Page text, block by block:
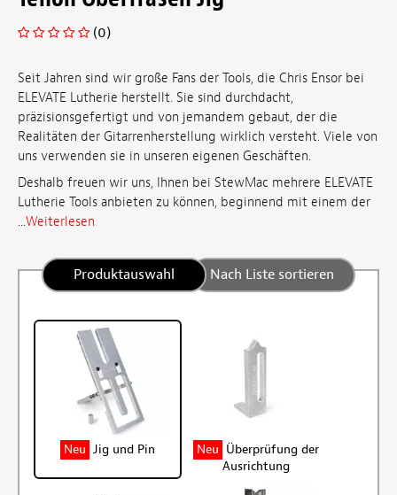
(0)
Seit Jahren sind wir große Fans der Tools, die Chris Ensor bei
ELEVATE Lutherie herstellt. Sie sind durchdacht,
präzisionsgefertigt und von jemandem gebaut, der die
Realitäten der Gitarrenherstellung wirklich versteht. Viele von
uns verwenden sie in unseren eigenen Geschäften.
Deshalb freuen wir uns, Ihnen bei StewMac mehrere ELEVATE
Lutherie Tools anbieten zu können, beginnend mit einem der
...Weiterlesen
Produktauswahl Nach Liste sortieren
Neu Jig und Pin Neu Überprüfung der
Ausrichtung